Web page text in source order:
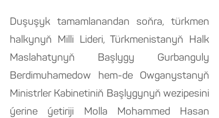
Duşuşyk tamamlanandan soňra, türkmen
halkynyň Milli Lideri, Türkmenistanyň Halk
Maslahatynyň Başlygy Gurbanguly
Berdimuhamedow hem-de Owganystanyň
Ministrler Kabinetiniň Başlygynyň wezipesini
ýerine ýetiriji Molla Mohammed Hasan